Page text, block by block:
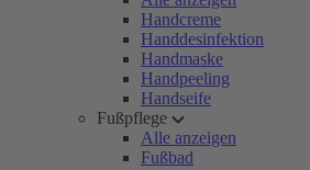
Handcreme
Handdesinfektion
Handmaske
Handpeeling
Handseife
Fußpflege
Alle anzeigen
Fußbad